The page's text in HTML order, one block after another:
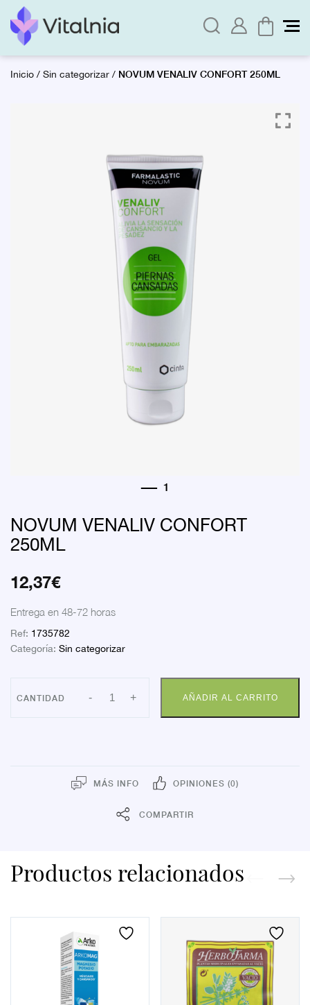
Inicio/Sin categorizar/ NOVUM VENALIV CONFORT 250ML
NOVUM VENALIV CONFORT
250ML
12,37€
Entrega en 48-72 horas
Ref: 1735782
Categoría: Sin categorizar
- NOVUM
VENALIV
+ AÑADIR AL CARRITO
MÁS INFO OPINIONES (0)
COMPARTIR
Productos relacionados